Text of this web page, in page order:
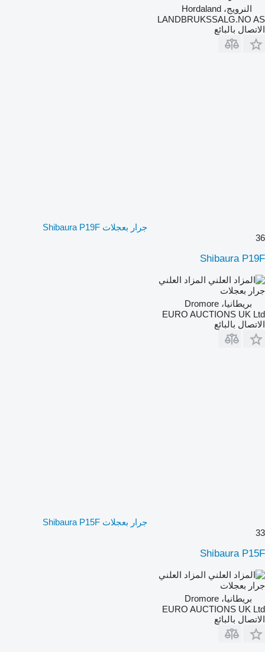
النرويج، Hordaland
LANDBRUKSSALG.NO AS
الاتصال بالبائع
جرار بعجلات Shibaura P19F
36
Shibaura P19F
المزاد العلني
جرار بعجلات
بريطانيا، Dromore
EURO AUCTIONS UK Ltd
الاتصال بالبائع
جرار بعجلات Shibaura P15F
33
Shibaura P15F
المزاد العلني
جرار بعجلات
بريطانيا، Dromore
EURO AUCTIONS UK Ltd
الاتصال بالبائع